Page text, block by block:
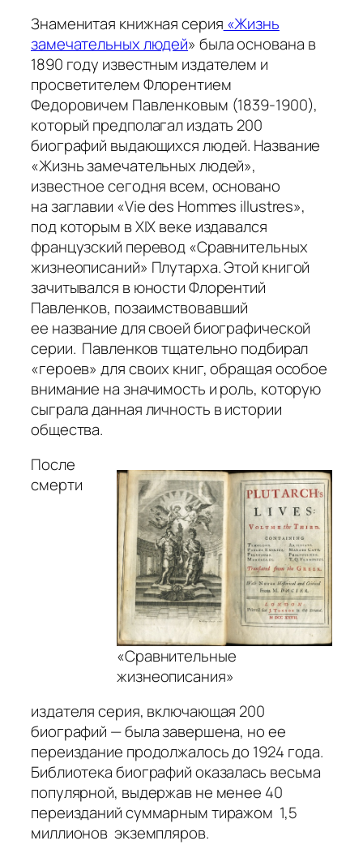
Знаменитая книжная серия «Жизнь
замечательных людей» была основана в
1890 году известным издателем и
просветителем Флорентием
Федоровичем Павленковым (1839‑1900),
который предполагал издать 200
биографий выдающихся людей. Название
«Жизнь замечательных людей»,
известное сегодня всем, основано
на заглавии «Vie des Hommes illustres»,
под которым в XIX веке издавался
французский перевод «Сравнительных
жизнеописаний» Плутарха. Этой книгой
зачитывался в юности Флорентий
Павленков, позаимствовавший
ее название для своей биографической
серии. Павленков тщательно подбирал
«героев» для своих книг, обращая особое
внимание на значимость и роль, которую
сыграла данная личность в истории
общества.
«Сравнительные
жизнеописания»
После
смерти
издателя серия, включающая 200
биографий — была завершена, но ее
переиздание продолжалось до 1924 года.
Библиотека биографий оказалась весьма
популярной, выдержав не менее 40
переизданий суммарным тиражом 1,5
миллионов экземпляров.